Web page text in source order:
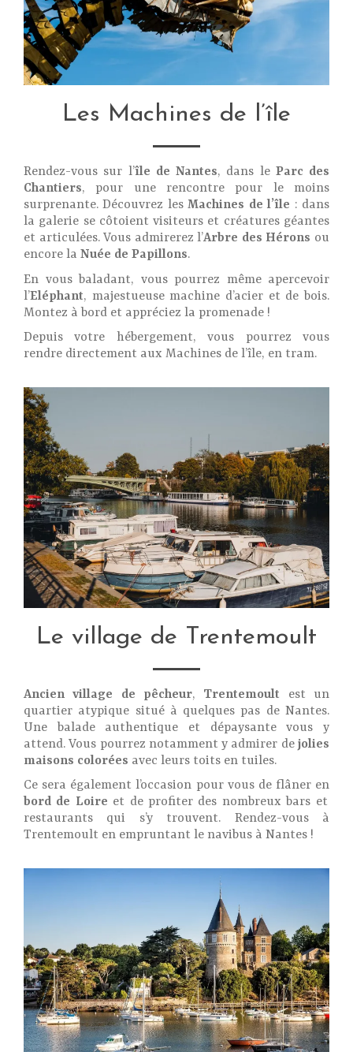
Les Machines de l’île
Rendez-vous sur l’île de Nantes, dans le Parc des
Chantiers, pour une rencontre pour le moins
surprenante. Découvrez lesMachines de l’île : dans
la galerie se côtoient visiteurs et créatures géantes
et articulées. Vous admirerez l’Arbre des Hérons ou
encore la Nuée de Papillons.
En vous baladant, vous pourrez même apercevoir
l’Eléphant, majestueuse machine d’acier et de bois.
Montez à bord et appréciez la promenade !
Depuis votre hébergement, vous pourrez vous
rendre directement aux Machines de l’île, en tram.
Le village de Trentemoult
Ancien village de pêcheur, Trentemoult est un
quartier atypique situé à quelques pas de Nantes.
Une balade authentique et dépaysante vous y
attend. Vous pourrez notamment y admirer de jolies
maisons colorées avec leurs toits en tuiles.
Ce sera également l’occasion pour vous de flâner en
bord de Loire et de profiter des nombreux bars et
restaurants qui s’y trouvent. Rendez-vous à
Trentemoult en empruntant le navibus à Nantes !